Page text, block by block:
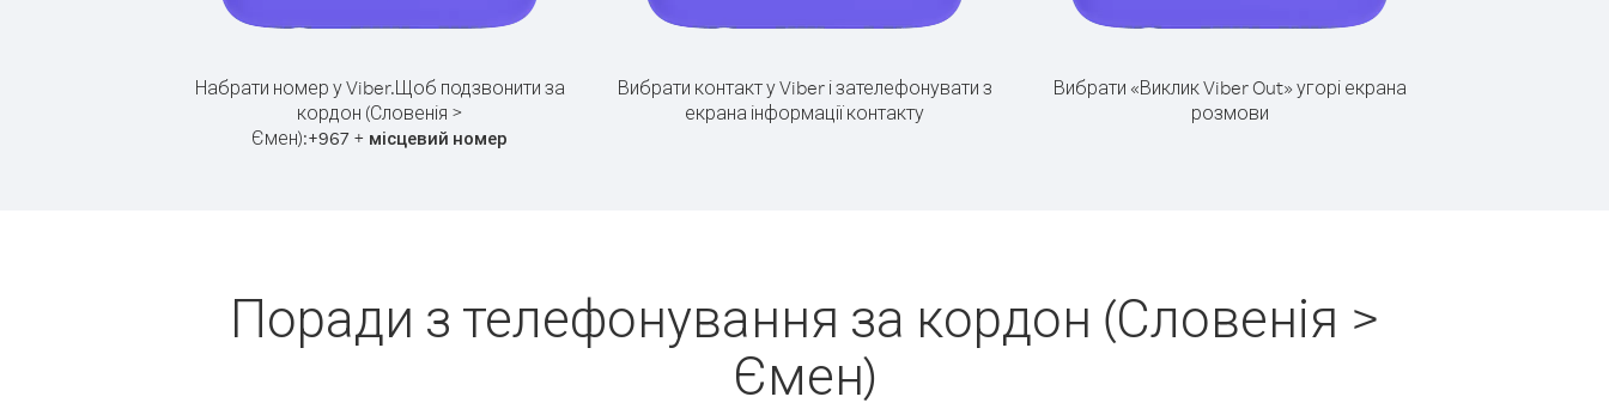
Набрати номер у Viber.Щоб подзвонити за
кордон (Словенія >
Ємен):+967 + місцевий номер
Вибрати контакт у Viber і зателефонувати з
екрана інформації контакту
Вибрати «Виклик Viber Out» угорі екрана
розмови
Поради з телефонування за кордон (Словенія >
Ємен)